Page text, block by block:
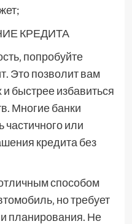
КРЕДИТА
попробуйте
Это позволит вам
быстрее избавиться
Многие банки
или
кредита без
способом
но требует
планирования. Не